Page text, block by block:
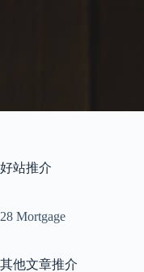
好站推介
28 Mortgage
其他文章推介